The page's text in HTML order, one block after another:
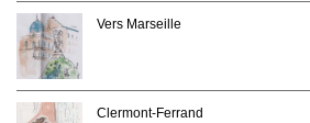
Vers Marseille
Clermont-Ferrand